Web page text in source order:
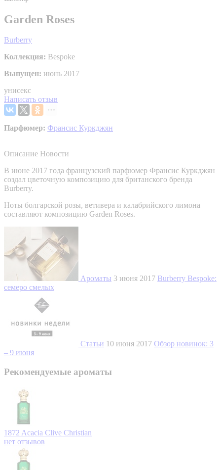
Garden Roses
Burberry
Коллекция: Bespoke
Выпущен: июнь 2017
унисекс
Написать отзыв
Парфюмер: Франсис Куркджян
Описание Новости
В июне 2017 года французский парфюмер Франсис Куркджян
создал цветочную композицию для британского бренда
Burberry.
Ноты болгарской розы, ветивера и калабрийского лимона
составляют композицию Garden Roses.
Ароматы 3 июня 2017 Burberry Bespoke:
семеро смелых
Статьи 10 июня 2017 Обзор новинок: 3
– 9 июня
Рекомендуемые ароматы
1872 Acacia Clive Christian
нет отзывов